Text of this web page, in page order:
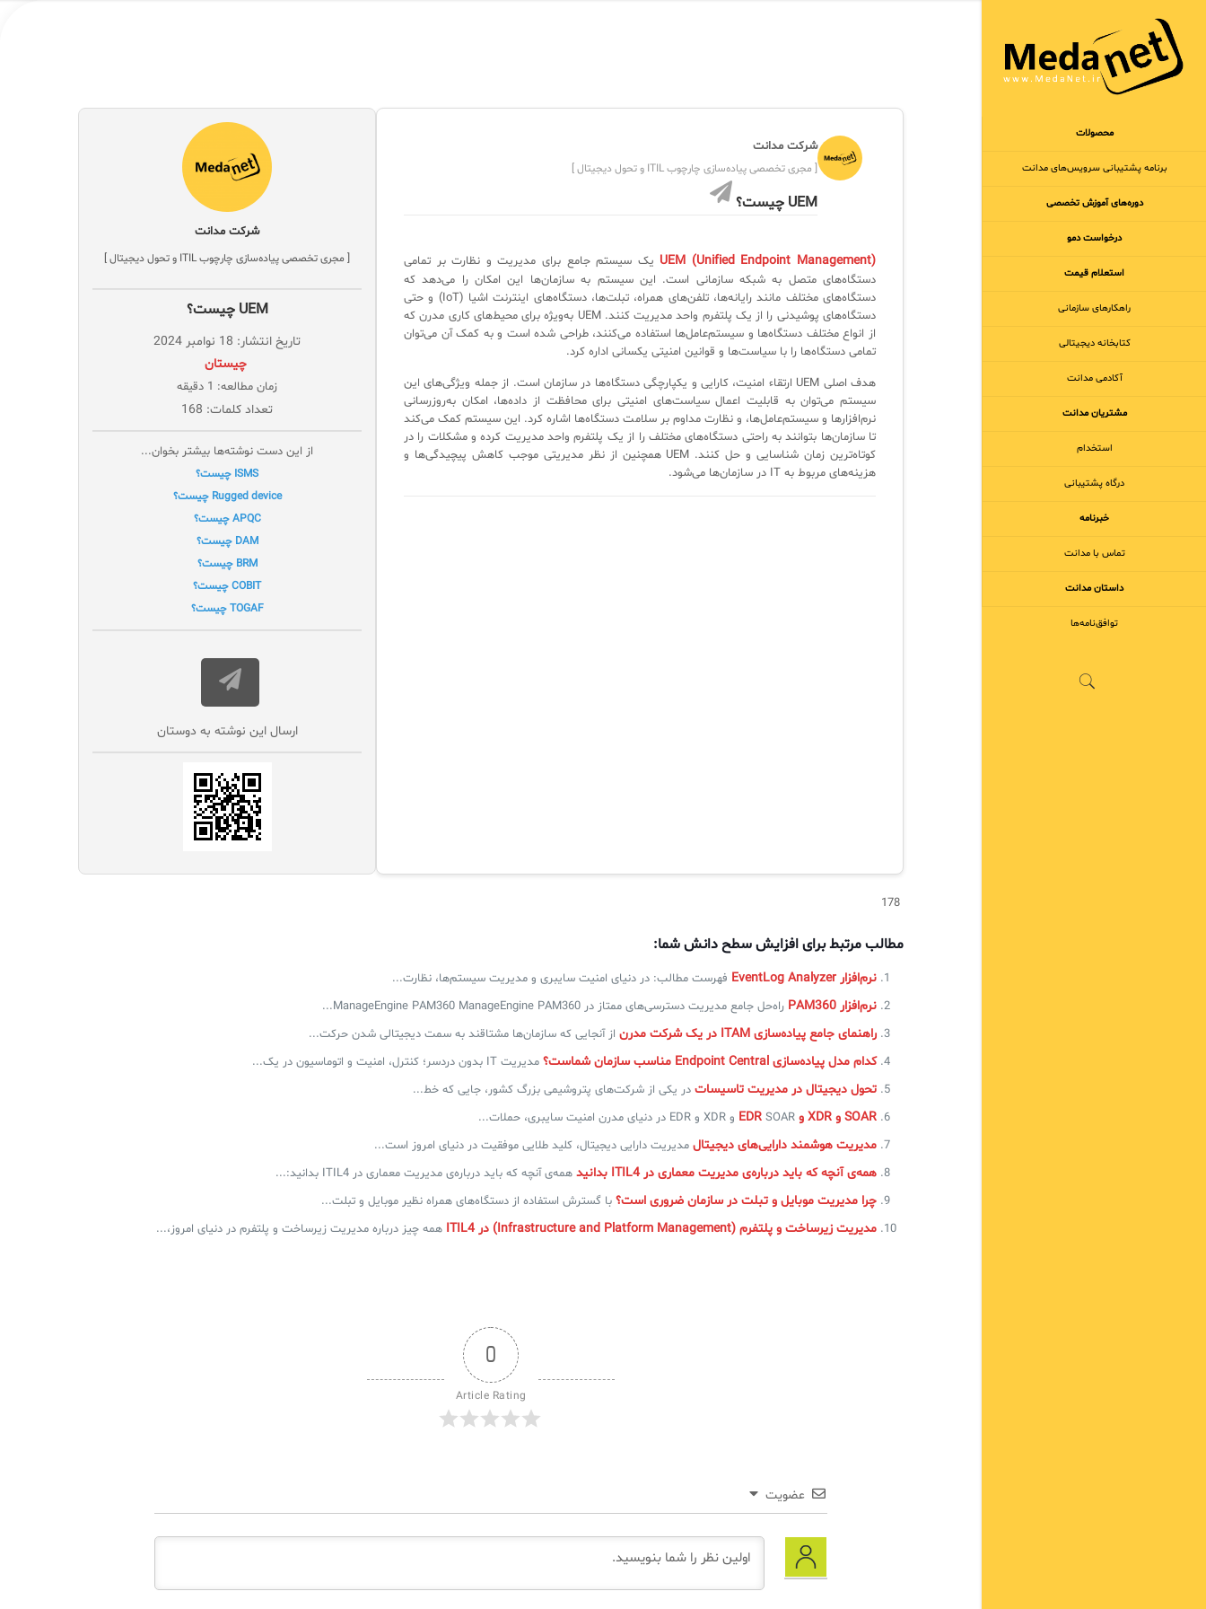
محصولات
برنامه‌ پشتیبانی سرویس‌های مدانت
دوره‌های آموزش تخصصی
درخواست دمو
استعلام قیمت
راهکارهای سازمانی
کتابخانه دیجیتالی
آکادمی مدانت
مشتریان مدانت
استخدام
درگاه پشتیبانی
خبرنامه
تماس با مدانت
داستان مدانت
توافق‌نامه‌ها
شرکت مدانت
[ مجری تخصصی پیاده‌سازی چارچوب ITIL و تحول دیجیتال ]
UEM چیست؟
UEM (Unified Endpoint Management) یک سیستم جامع برای مدیریت و نظارت بر تمامی
دستگاه‌های متصل به شبکه سازمانی است. این سیستم به سازمان‌ها این امکان را می‌دهد که
دستگاه‌های مختلف مانند رایانه‌ها، تلفن‌های همراه، تبلت‌ها، دستگاه‌های اینترنت اشیا (IoT) و حتی
دستگاه‌های پوشیدنی را از یک پلتفرم واحد مدیریت کنند. UEM به‌ویژه برای محیط‌های کاری مدرن که
از انواع مختلف دستگاه‌ها و سیستم‌عامل‌ها استفاده می‌کنند، طراحی شده است و به کمک آن می‌توان
تمامی دستگاه‌ها را با سیاست‌ها و قوانین امنیتی یکسانی اداره کرد.
هدف اصلی UEM ارتقاء امنیت، کارایی و یکپارچگی دستگاه‌ها در سازمان است. از جمله ویژگی‌های این
سیستم می‌توان به قابلیت اعمال سیاست‌های امنیتی برای محافظت از داده‌ها، امکان به‌روزرسانی
نرم‌افزارها و سیستم‌عامل‌ها، و نظارت مداوم بر سلامت دستگاه‌ها اشاره کرد. این سیستم کمک می‌کند
تا سازمان‌ها بتوانند به راحتی دستگاه‌های مختلف را از یک پلتفرم واحد مدیریت کرده و مشکلات را در
کوتاه‌ترین زمان شناسایی و حل کنند. UEM همچنین از نظر مدیریتی موجب کاهش پیچیدگی‌ها و
هزینه‌های مربوط به IT در سازمان‌ها می‌شود.
شرکت مدانت
[ مجری تخصصی پیاده‌سازی چارچوب ITIL و تحول دیجیتال ]
UEM چیست؟
تاریخ انتشار: 18 نوامبر 2024
‌ چیستان
زمان مطالعه: 1 دقیقه
تعداد کلمات: 168
از این دست نوشته‌ها بیشتر بخوان...
ISMS چیست؟
Rugged device چیست؟
APQC چیست؟
DAM چیست؟
BRM چیست؟
COBIT چیست؟
TOGAF چیست؟
ارسال این نوشته به دوستان‌
178
مطالب مرتبط برای افزایش سطح دانش شما:
نرم‌افزار EventLog Analyzer فهرست مطالب: در دنیای امنیت سایبری و مدیریت سیستم‌ها، نظارت...
نرم‌افزار PAM360 راه‌حل جامع مدیریت دسترسی‌های ممتاز در ManageEngine PAM360 ManageEngine PAM360...
راهنمای جامع پیاده‌سازی ITAM در یک شرکت مدرن از آنجایی که سازمان‌ها مشتاقند به سمت دیجیتالی شدن حرکت...
کدام مدل پیاده‌سازی Endpoint Central مناسب سازمان شماست؟ مدیریت IT بدون دردسر؛ کنترل، امنیت و اتوماسیون در یک...
تحول دیجیتال در مدیریت تاسیسات در یکی از شرکت‌های پتروشیمی بزرگ کشور، جایی که خط...
SOAR و XDR و EDR SOAR و XDR و EDR در دنیای مدرن امنیت سایبری، حملات...
مدیریت هوشمند دارایی‌های دیجیتال مدیریت دارایی دیجیتال، کلید طلایی موفقیت در دنیای امروز است...
همه‌ی آنچه که باید درباره‌ی مدیریت معماری در ITIL4 بدانید همه‌ی آنچه که باید درباره‌ی مدیریت معماری در ITIL4 بدانید:...
چرا مدیریت موبایل و تبلت در سازمان ضروری است؟ با گسترش استفاده از دستگاه‌های همراه نظیر موبایل و تبلت...
مدیریت زیرساخت و پلتفرم (Infrastructure and Platform Management) در ITIL4 همه چیز درباره مدیریت زیرساخت و پلتفرم در دنیای امروز،...
0
Article Rating
عضویت